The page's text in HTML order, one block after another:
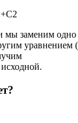
+C2
мы заменим одно
исходной.